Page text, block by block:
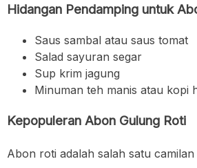
Hidangan Pendamping untuk
Saus sambal atau saus tomat
Salad sayuran segar
Sup krim jagung
Minuman teh manis atau kopi
Kepopuleran Abon Gulung Roti
Abon roti adalah salah satu